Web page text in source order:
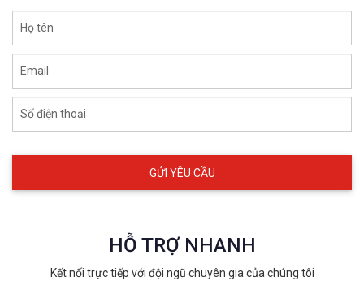
Họ tên
Email
Số điện thoại
HỖ TRỢ NHANH
Kết nối trực tiếp với đội ngũ chuyên gia của chúng tôi